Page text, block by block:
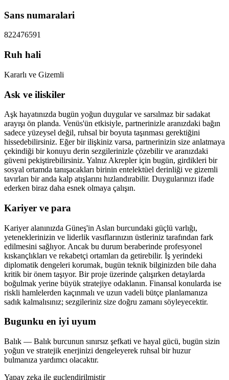
Sans numaralari
822476591
Ruh hali
Kararlı ve Gizemli
Ask ve iliskiler
Aşk hayatınızda bugün yoğun duygular ve sarsılmaz bir sadakat
arayışı ön planda. Venüs'ün etkisiyle, partnerinizle aranızdaki bağın
sadece yüzeysel değil, ruhsal bir boyuta taşınması gerektiğini
hissedebilirsiniz. Eğer bir ilişkiniz varsa, partnerinizin size anlatmaya
çekindiği bir konuyu derin sezgilerinizle çözebilir ve aranızdaki
güveni pekiştirebilirsiniz. Yalnız Akrepler için bugün, girdikleri bir
sosyal ortamda tanışacakları birinin entelektüel derinliği ve gizemli
tavırları bir anda kalp atışlarını hızlandırabilir. Duygularınızı ifade
ederken biraz daha esnek olmaya çalışın.
Kariyer ve para
Kariyer alanınızda Güneş'in Aslan burcundaki güçlü varlığı,
yeteneklerinizin ve liderlik vasıflarınızın üstleriniz tarafından fark
edilmesini sağlıyor. Ancak bu durum beraberinde profesyonel
kıskançlıkları ve rekabetçi ortamları da getirebilir. İş yerindeki
diplomatik dengeleri korumak, bugün teknik bilginizden bile daha
kritik bir önem taşıyor. Bir proje üzerinde çalışırken detaylarda
boğulmak yerine büyük stratejiye odaklanın. Finansal konularda ise
riskli hamlelerden kaçınmalı ve uzun vadeli bütçe planlamanıza
sadık kalmalısınız; sezgileriniz size doğru zamanı söyleyecektir.
Bugunku en iyi uyum
Balık — Balık burcunun sınırsız şefkati ve hayal gücü, bugün sizin
yoğun ve stratejik enerjinizi dengeleyerek ruhsal bir huzur
bulmanıza yardımcı olacaktır.
Yapay zeka ile guclendirilmistir